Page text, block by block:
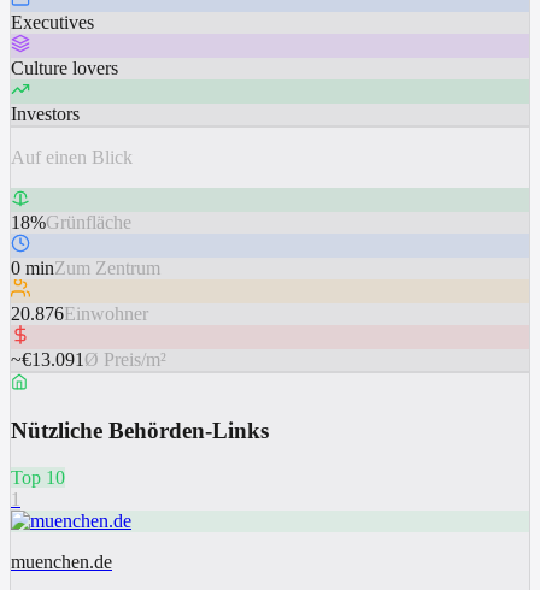
Executives
Culture lovers
Investors
Auf einen Blick
18%Grünfläche
0 minZum Zentrum
20.876Einwohner
~€13.091 Ø Preis/m²
Nützliche Behörden-Links
Top 10
1
muenchen.de